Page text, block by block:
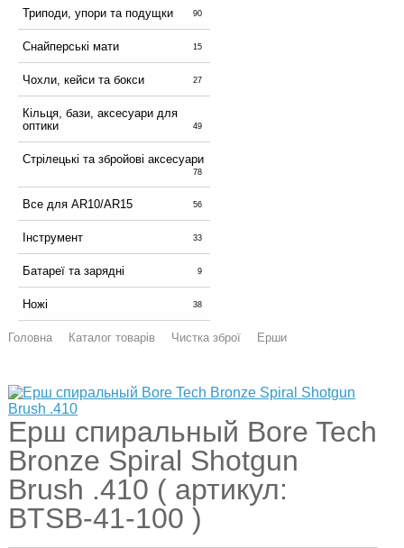
Триподи, упори та подущки 90
Снайперські мати 15
Чохли, кейси та бокси 27
Кільця, бази, аксесуари для
оптики
49
Стрілецькі та збройові аксесуари
78
Все для AR10/AR15 56
Інструмент 33
Батареї та зарядні 9
Ножі 38
Головна Каталог товарів Чистка зброї Ерши
Ерш спиральный Bore Tech
Bronze Spiral Shotgun
Brush .410 ( артикул:
BTSB-41-100 )